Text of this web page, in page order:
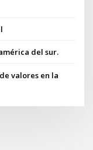
del sur.
valores en la